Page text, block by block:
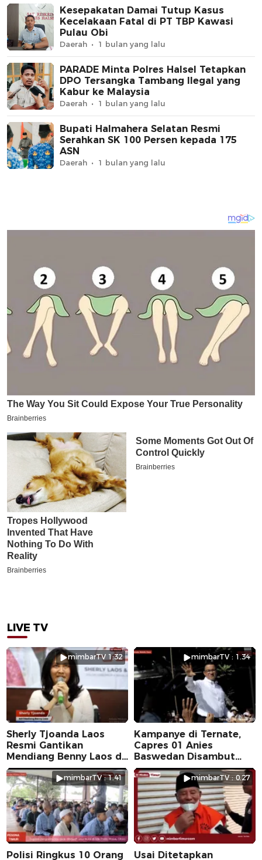
Kesepakatan Damai Tutup Kasus
Kecelakaan Fatal di PT TBP Kawasi
Pulau Obi
Daerah 1 bulan yang lalu
PARADE Minta Polres Halsel Tetapkan
DPO Tersangka Tambang Ilegal yang
Kabur ke Malaysia
Daerah 1 bulan yang lalu
Bupati Halmahera Selatan Resmi
Serahkan SK 100 Persen kepada 175
ASN
Daerah 1 bulan yang lalu
LIVE TV
mimbarTV 1:32
Sherly Tjoanda Laos
Resmi Gantikan
Mendiang Benny Laos di
Pilkada 2024
mimbarTV : 1.34
Kampanye di Ternate,
Capres 01 Anies
Baswedan Disambut
Ribuan Warga
mimbarTV : 1.41
Polisi Ringkus 10 Orang
mimbarTV : 0.27
Usai Ditetapkan